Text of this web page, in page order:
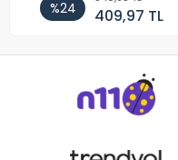
%24 409,97 TL